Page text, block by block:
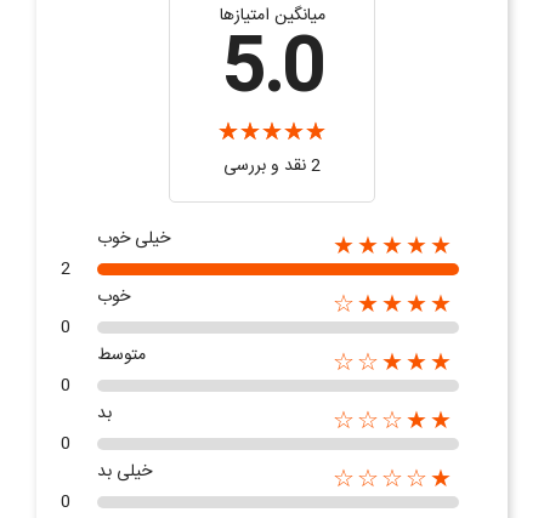
میانگین امتیازها
5.0
2 نقد و بررسی‌‌
★★★★★
خیلی خوب
2
★★★★☆
خوب
0
★★★☆☆
متوسط
0
★★☆☆☆
بد
0
★☆☆☆☆
خیلی بد
0